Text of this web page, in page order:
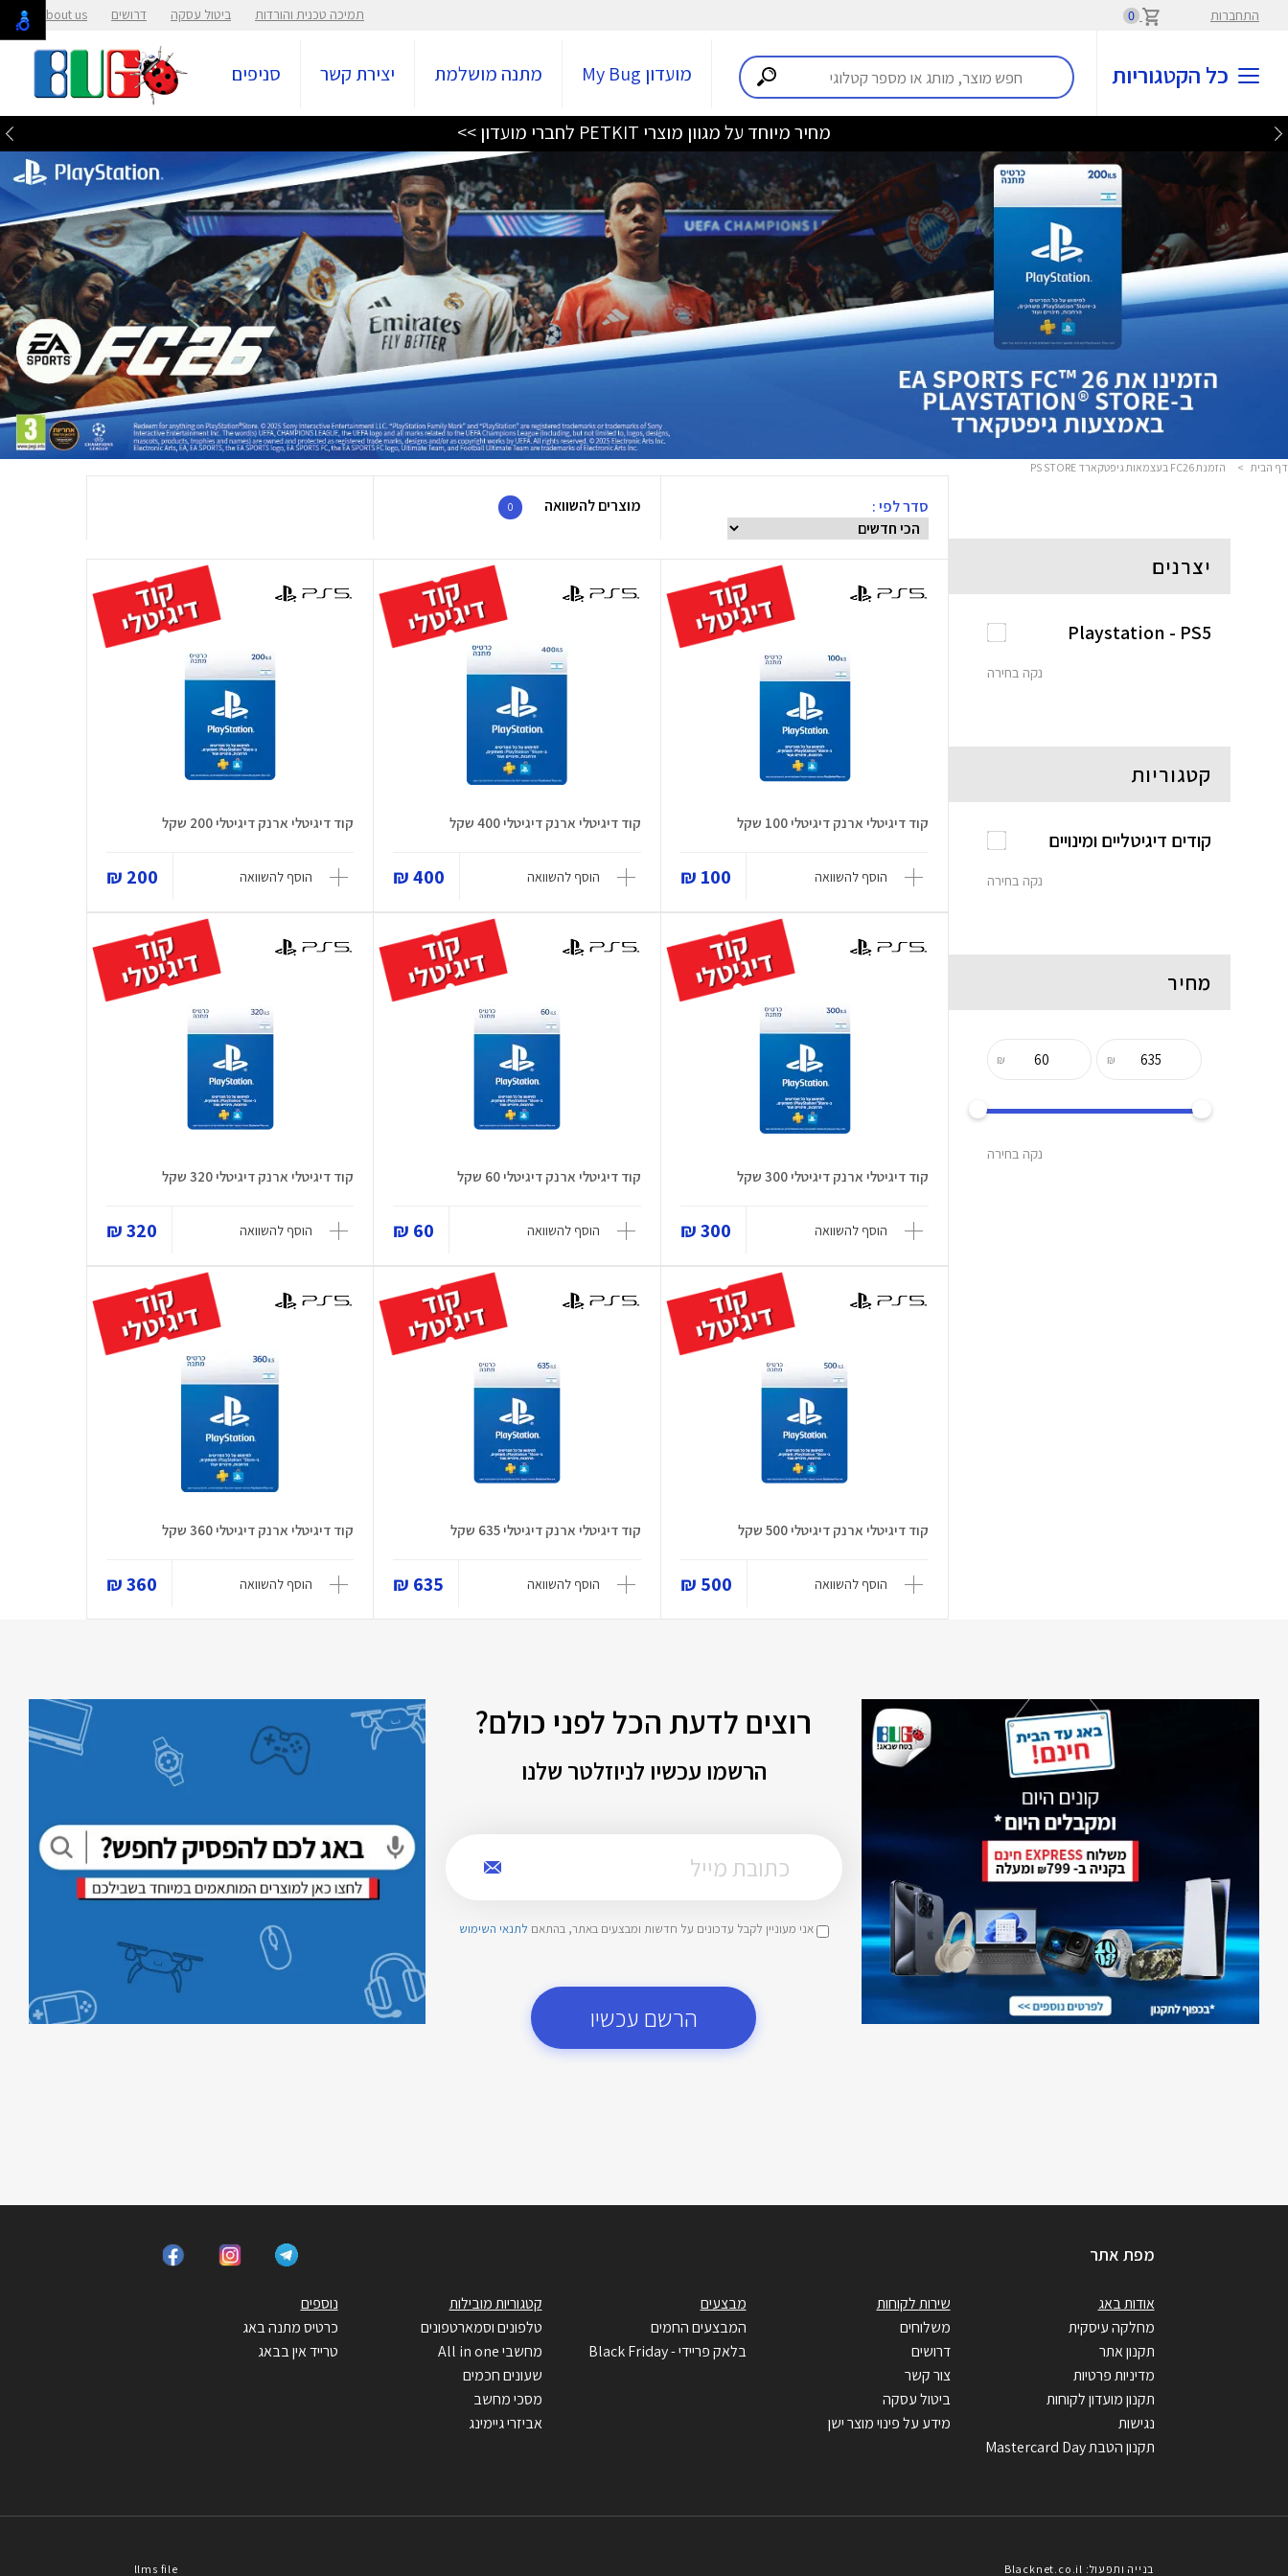
התחברות 0 תמיכה טכנית והורדות ביטול עסקה דרושים About us
כל הקטגוריות מועדון My Bug מתנה מושלמת יצירת קשר סניפים
מחיר מיוחד על מגוון מוצרי PETKIT לחברי מועדון >>
דף הבית > הזמנת FC26 בעצמאות גיפטקארד PS STORE
יצרנים
Playstation - PS5
נקה בחירה
קטגוריות
קודים דיגיטליים ומינויים
נקה בחירה
מחיר
₪
₪
נקה בחירה
סדר לפי : מוצרים להשוואה 0
קוד דיגיטלי ארנק דיגיטלי 100 שקל
הוסף להשוואה 100 ₪
קוד דיגיטלי ארנק דיגיטלי 400 שקל
הוסף להשוואה 400 ₪
קוד דיגיטלי ארנק דיגיטלי 200 שקל
הוסף להשוואה 200 ₪
קוד דיגיטלי ארנק דיגיטלי 300 שקל
הוסף להשוואה 300 ₪
קוד דיגיטלי ארנק דיגיטלי 60 שקל
הוסף להשוואה 60 ₪
קוד דיגיטלי ארנק דיגיטלי 320 שקל
הוסף להשוואה 320 ₪
קוד דיגיטלי ארנק דיגיטלי 500 שקל
הוסף להשוואה 500 ₪
קוד דיגיטלי ארנק דיגיטלי 635 שקל
הוסף להשוואה 635 ₪
קוד דיגיטלי ארנק דיגיטלי 360 שקל
הוסף להשוואה 360 ₪
רוצים לדעת הכל לפני כולם?
הרשמו עכשיו לניוזלטר שלנו
אני מעוניין לקבל עדכונים על חדשות ומבצעים באתר, בהתאם לתנאי השימוש
הרשם עכשיו
מפת אתר
אודות באג
מחלקה עיסקית
תקנון אתר
מדיניות פרטיות
תקנון מועדון לקוחות
נגישות
תקנון הטבת Mastercard Day
שירות לקוחות
משלוחים
דרושים
צור קשר
ביטול עסקה
מידע על פינוי מוצר ישן
מבצעים
המבצעים החמים
בלאק פריידי - Black Friday
קטגוריות מובילות
טלפונים וסמארטפונים
מחשבי All in one
שעונים חכמים
מסכי מחשב
אביזרי גיימינג
נוספים
כרטיס מתנה באג
טרייד אין בבאג
llms file בנייה ותפעול: Blacknet.co.il